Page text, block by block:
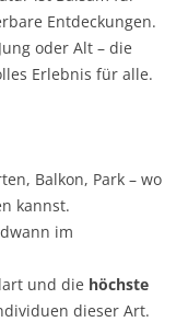
Entdeckungen.
oder Alt – die
Erlebnis für alle.
Balkon, Park – wo
kannst.
im
und die höchste
dieser Art.